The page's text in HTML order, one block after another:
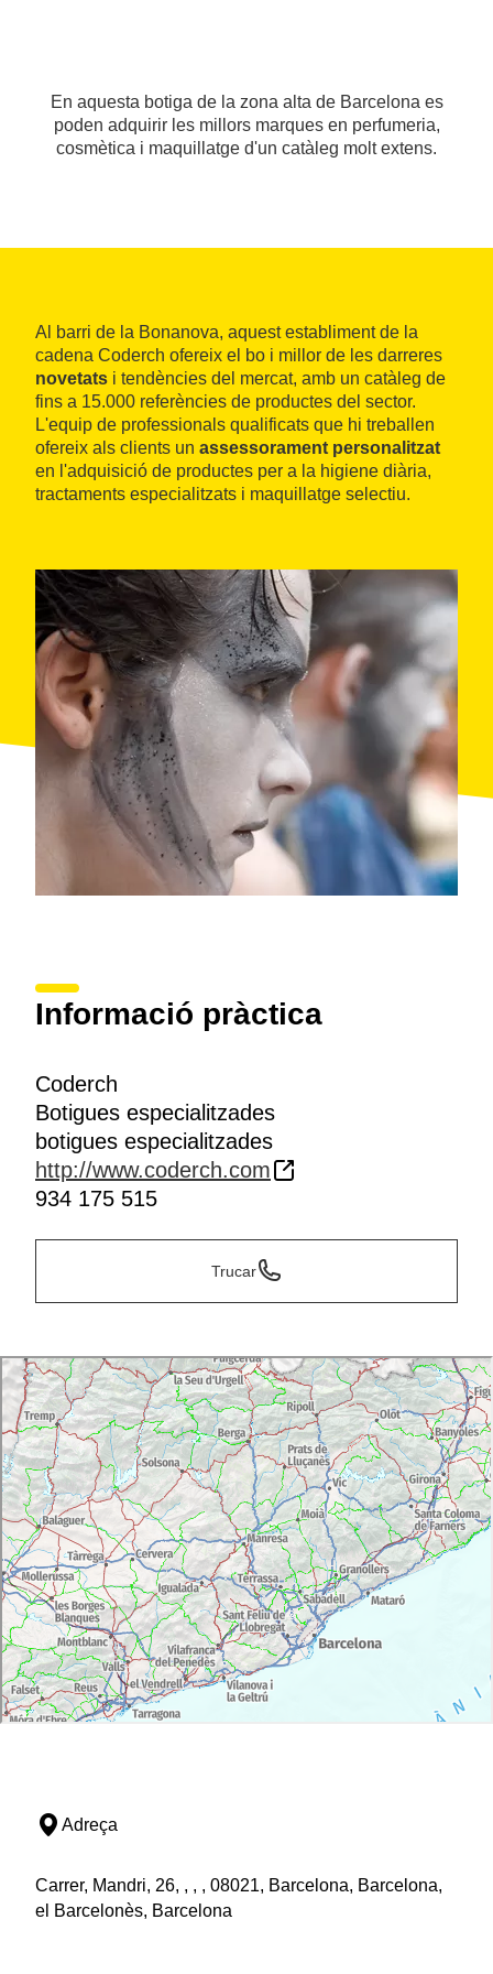
En aquesta botiga de la zona alta de Barcelona es
poden adquirir les millors marques en perfumeria,
cosmètica i maquillatge d'un catàleg molt extens.
Al barri de la Bonanova, aquest establiment de la
cadena Coderch ofereix el bo i millor de les darreres
novetats i tendències del mercat, amb un catàleg de
fins a 15.000 referències de productes del sector.
L'equip de professionals qualificats que hi treballen
ofereix als clients un assessorament personalitzat
en l'adquisició de productes per a la higiene diària,
tractaments especialitzats i maquillatge selectiu.
Informació pràctica
Coderch
Botigues especialitzades
botigues especialitzades
http://www.coderch.com
934 175 515
Trucar
Adreça
Carrer, Mandri, 26, , , , 08021, Barcelona, Barcelona,
el Barcelonès, Barcelona